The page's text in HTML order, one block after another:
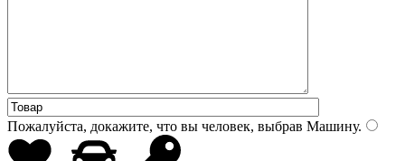
Пожалуйста, докажите, что вы человек, выбрав Машину.